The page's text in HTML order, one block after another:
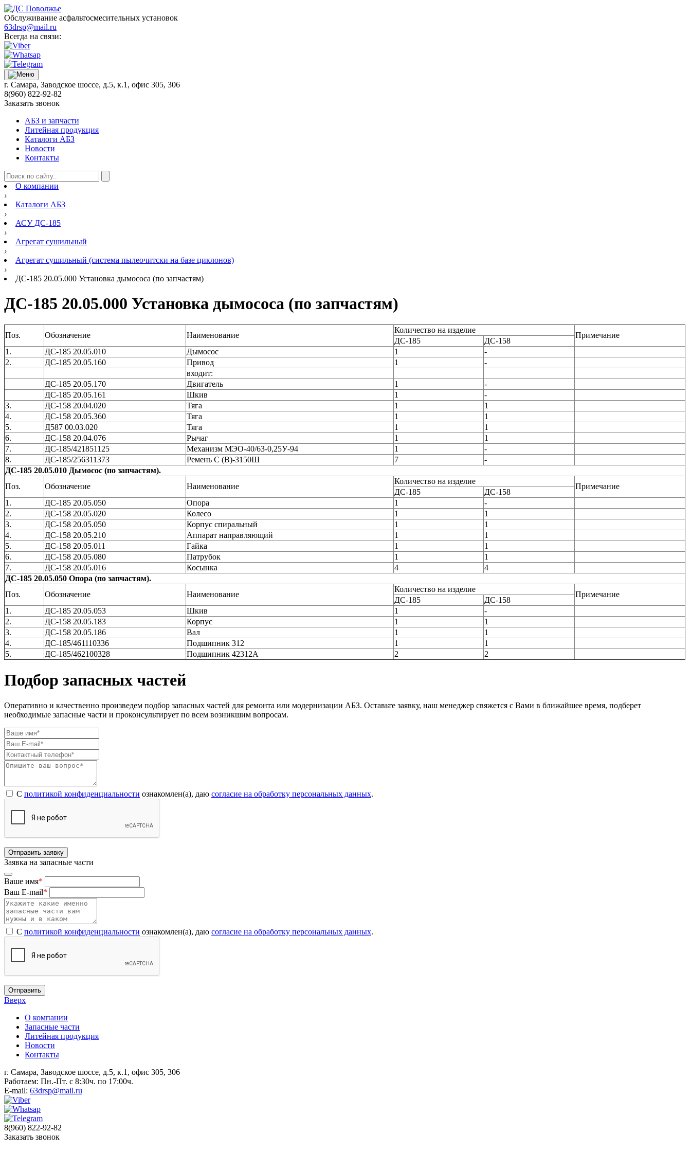
Обслуживание асфальтосмесительных установок
63drsp@mail.ru
Всегда на связи:
г. Самара, Заводское шоссе, д.5, к.1, офис 305, 306
8(960) 822-92-82
Заказать звонок
АБЗ и запчасти
Литейная продукция
Каталоги АБЗ
Новости
Контакты
О компании
›
Каталоги АБЗ
›
АСУ ДС-185
›
Агрегат сушильный
›
Агрегат сушильный (система пылеочитски на базе циклонов)
›
ДС-185 20.05.000 Установка дымососа (по запчастям)
ДС-185 20.05.000 Установка дымососа (по запчастям)
Поз. Обозначение Наименование
Количество на изделие
Примечание
ДС-185
ДС-158
1.
ДС-185 20.05.010 Дымосос 1
-
2.
ДС-185 20.05.160 Привод 1
-
входит:
ДС-185 20.05.170
Двигатель 1
-
ДС-185 20.05.161
Шкив 1
-
3.
ДС-158 20.04.020 Тяга 1
1
4.
ДС-158 20.05.360 Тяга 1
1
5.
Д587 00.03.020 Тяга 1
1
6.
ДС-158 20.04.076 Рычаг 1
1
7.
ДС-185/421851125 Механизм МЭО-40/63-0,25У-94 1
-
8.
ДС-185/256311373 Ремень С (В)-3150Ш 7
-
ДС-185 20.05.010 Дымосос (по запчастям).
Поз.
Обозначение Наименование
Количество на изделие
Примечание
ДС-185
ДС-158
1.
ДС-185 20.05.050 Опора 1
-
2.
ДС-158 20.05.020 Колесо 1
1
3.
ДС-158 20.05.050 Корпус спиральный 1
1
4.
ДС-158 20.05.210 Аппарат направляющий 1
1
5.
ДС-158 20.05.011 Гайка 1
1
6.
ДС-158 20.05.080 Патрубок 1
1
7.
ДС-158 20.05.016 Косынка 4
4
ДС-185 20.05.050 Опора (по запчастям).
Поз.
Обозначение Наименование
Количество на изделие
Примечание
ДС-185
ДС-158
1.
ДС-185 20.05.053 Шкив 1
-
2.
ДС-158 20.05.183 Корпус 1
1
3.
ДС-158 20.05.186 Вал 1
1
4.
ДС-185/461110336 Подшипник 312 1
1
5.
ДС-185/462100328 Подшипник 42312А 2 2
Подбор запасных частей
Оперативно и качественно произведем подбор запасных частей для ремонта или модернизации АБЗ. Оставьте заявку, наш менеджер свяжется с Вами в ближайшее время, подберет
необходимые запасные части и проконсультирует по всем возникшим вопросам.
С политикой конфиденциальности ознакомлен(а), даю согласие на обработку персональных данных.
Отправить заявку
Заявка на запасные части
Ваше имя*
Ваш E-mail*
С политикой конфиденциальности ознакомлен(а), даю согласие на обработку персональных данных.
Отправить
Вверх
О компании
Запасные части
Литейная продукция
Новости
Контакты
г. Самара, Заводское шоссе, д.5, к.1, офис 305, 306
Работаем: Пн.-Пт. с 8:30ч. по 17:00ч.
E-mail: 63drsp@mail.ru
8(960) 822-92-82
Заказать звонок